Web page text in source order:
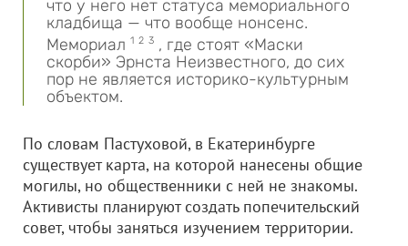
что у него нет статуса мемориального
кладбища — что вообще нонсенс.
Мемориал 1 2 3 , где стоят «Маски
скорби» Эрнста Неизвестного, до сих
пор не является историко-культурным
объектом.
По словам Пастуховой, в Екатеринбурге
существует карта, на которой нанесены общие
могилы, но общественники с ней не знакомы.
Активисты планируют создать попечительский
совет, чтобы заняться изучением территории.